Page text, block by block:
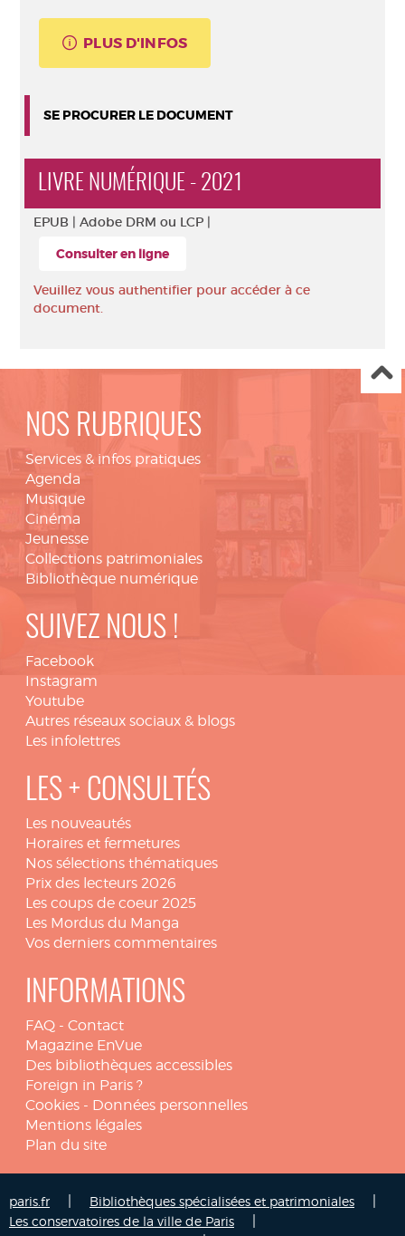
PLUS D'INFOS
SE PROCURER LE DOCUMENT
LIVRE NUMÉRIQUE - 2021
EPUB | Adobe DRM ou LCP |
Consulter en ligne
Veuillez vous authentifier pour accéder à ce
document.
NOS RUBRIQUES
Services & infos pratiques
Agenda
Musique
Cinéma
Jeunesse
Collections patrimoniales
Bibliothèque numérique
SUIVEZ NOUS !
Facebook
Instagram
Youtube
Autres réseaux sociaux & blogs
Les infolettres
LES + CONSULTÉS
Les nouveautés
Horaires et fermetures
Nos sélections thématiques
Prix des lecteurs 2026
Les coups de coeur 2025
Les Mordus du Manga
Vos derniers commentaires
INFORMATIONS
FAQ - Contact
Magazine EnVue
Des bibliothèques accessibles
Foreign in Paris ?
Cookies - Données personnelles
Mentions légales
Plan du site
paris.fr Bibliothèques spécialisées et patrimoniales
Les conservatoires de la ville de Paris